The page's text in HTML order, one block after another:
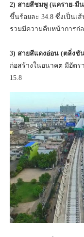
2) สายสีชมพู (แคราย-มี
ขึ้นร้อยละ 34.8 ซึ่งเป็นเ
รวมมีความคืบหน้าการก่
3) สายสีแดงอ่อน (ตลิ่งชั
ก่อสร้างในอนาคต มีอัตร
15.8